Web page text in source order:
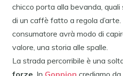
chicco porta alla bevanda,
di un caffè fatto a regola
consumatore avrà modo di
valore, una storia alle spalle.
La strada percorribile è una